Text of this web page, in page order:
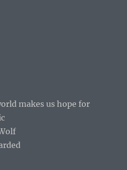
makes us hope for